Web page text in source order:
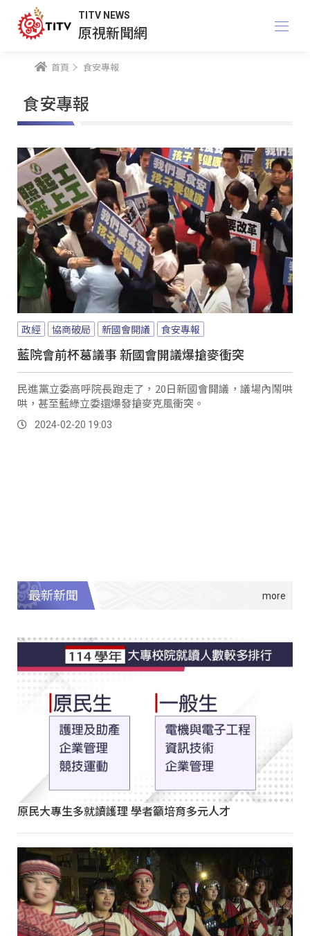
TITV NEWS
原視新聞網
首頁 食安專報
食安專報
政經 協商破局 新國會開議 食安專報
藍院會前杯葛議事 新國會開議爆搶麥衝突
民進黨立委高呼院長跑走了，20日新國會開議，議場內鬧哄
哄，甚至藍綠立委還爆發搶麥克風衝突。
2024-02-20 19:03
最新新聞
原民大專生多就讀護理 學者籲培育多元人才